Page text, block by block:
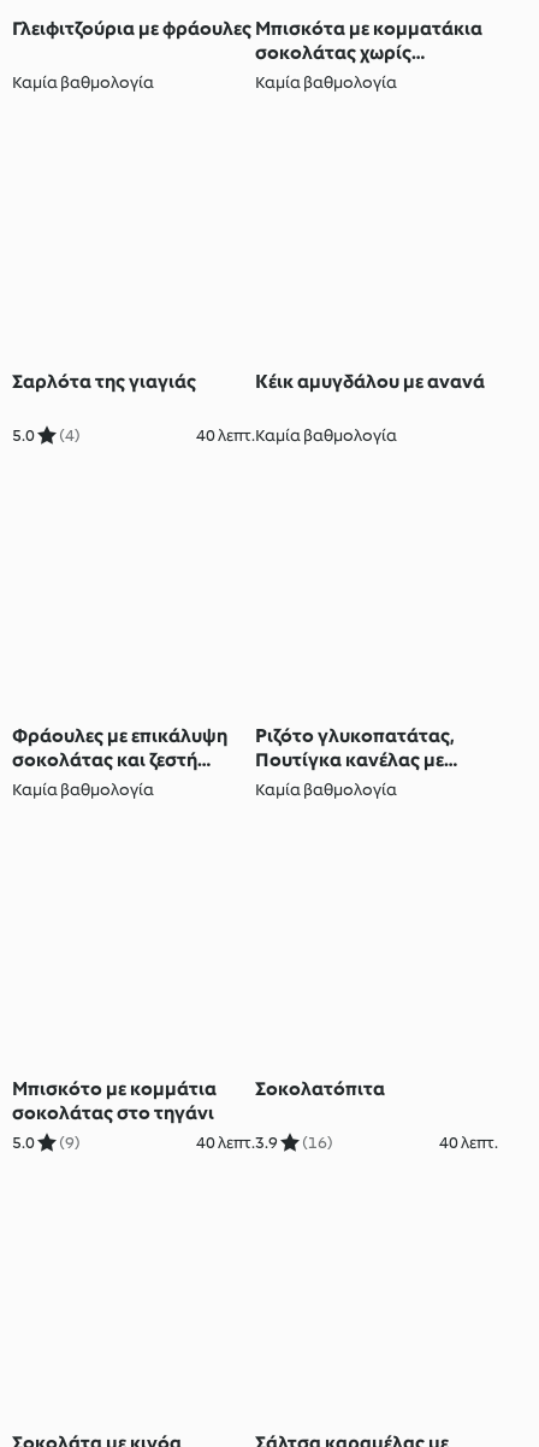
Γλειφιτζούρια με φράουλες
Καμία βαθμολογία
Μπισκότα με κομματάκια
σοκολάτας χωρίς
γλουτένη
Καμία βαθμολογία
Σαρλότα της γιαγιάς
5.0 (4) 40 λεπτ.
Κέικ αμυγδάλου με ανανά
Καμία βαθμολογία
Φράουλες με επικάλυψη
σοκολάτας και ζεστή
σοκολάτα
Καμία βαθμολογία
Ριζότο γλυκοπατάτας,
Πουτίγκα κανέλας με
σάλτσα σοκολάτας
Καμία βαθμολογία
Μπισκότο με κομμάτια
σοκολάτας στο τηγάνι
5.0 (9) 40 λεπτ.
Σοκολατόπιτα
3.9 (16) 40 λεπτ.